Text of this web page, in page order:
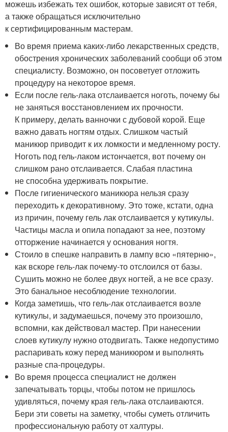
можешь избежать тех ошибок, которые зависят от тебя,
а также обращаться исключительно
к сертифицированным мастерам.
Во время приема каких-либо лекарственных средств,
обострения хронических заболеваний сообщи об этом
специалисту. Возможно, он посоветует отложить
процедуру на некоторое время.
Если после гель-лака отслаивается ноготь, почему бы
не заняться восстановлением их прочности.
К примеру, делать ванночки с дубовой корой. Еще
важно давать ногтям отдых. Слишком частый
маникюр приводит к их ломкости и медленному росту.
Ноготь под гель-лаком истончается, вот почему он
слишком рано отслаивается. Слабая пластина
не способна удерживать покрытие.
После гигиенического маникюра нельзя сразу
переходить к декоративному. Это тоже, кстати, одна
из причин, почему гель лак отслаивается у кутикулы.
Частицы масла и опила попадают за нее, поэтому
отторжение начинается у основания ногтя.
Стоило в спешке направить в лампу всю «пятерню»,
как вскоре гель-лак почему-то отслоился от базы.
Сушить можно не более двух ногтей, а не все сразу.
Это банальное несоблюдение технологии.
Когда заметишь, что гель-лак отслаивается возле
кутикулы, и задумаешься, почему это произошло,
вспомни, как действовал мастер. При нанесении
слоев кутикулу нужно отодвигать. Также недопустимо
распаривать кожу перед маникюром и выполнять
разные спа-процедуры.
Во время процесса специалист не должен
запечатывать торцы, чтобы потом не пришлось
удивляться, почему края гель-лака отслаиваются.
Бери эти советы на заметку, чтобы суметь отличить
профессиональную работу от халтуры.